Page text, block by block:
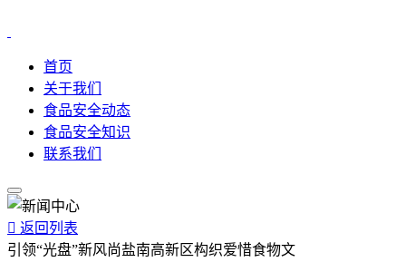
首页
关于我们
食品安全动态
食品安全知识
联系我们
 返回列表
引领“光盘”新风尚盐南高新区构织爱惜食物文